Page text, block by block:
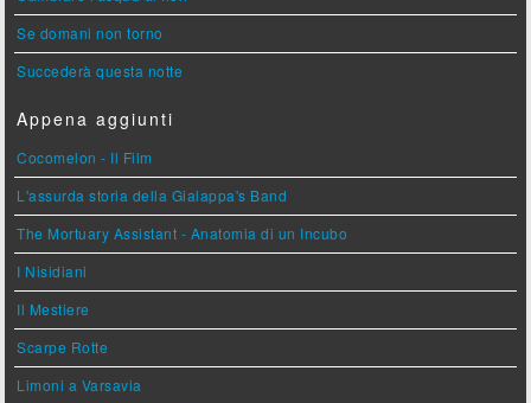
Se domani non torno
Succederà questa notte
Appena aggiunti
Cocomelon - Il Film
L'assurda storia della Gialappa's Band
The Mortuary Assistant - Anatomia di un Incubo
I Nisidiani
Il Mestiere
Scarpe Rotte
Limoni a Varsavia